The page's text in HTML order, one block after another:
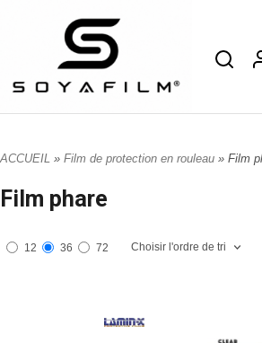
ACCUEIL » Film de protection en rouleau » Film
Film phare
12 36 72 Choisir l'ordre de tri